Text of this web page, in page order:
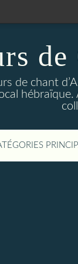
de chant
hébraïque.